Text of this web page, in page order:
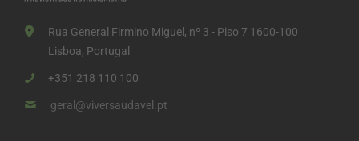
Rua General Firmino Miguel, nº 3 - Piso 7 1600-100
Lisboa, Portugal
+351 218 110 100
geral@viversaudavel.pt